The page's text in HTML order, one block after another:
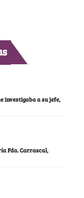
investigaba a su jefe,
Fda. Carrascal,